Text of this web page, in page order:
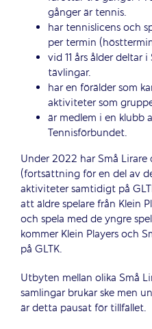
gånger är tennis.
har tennislicens och
per termin
vid 11 års ålder deltar
tävlingar.
har en förälder som
aktiviteter som
är medlem i en klubb
Tennisförbundet.
Under 2022 har Små Lirare
(fortsättning för en del av
aktiviteter samtidigt på
att äldre spelare från Klein
och spela med de yngre
kommer Klein Players och
på GLTK.
Utbyten mellan olika Små
samlingar brukar ske men
är detta pausat för tillfället.